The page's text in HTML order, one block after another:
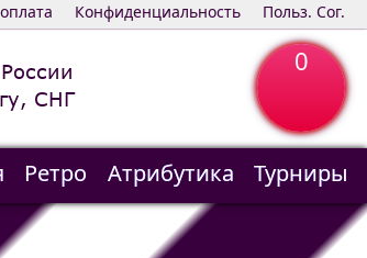
Польз. Сог.
Конфиденциальность
СНГ
Ретро Атрибутика
Турниры
0